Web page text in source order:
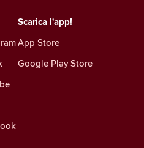
Scarica l'app!
App Store
Google Play Store